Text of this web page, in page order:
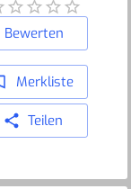
Bewerten
Merkliste
Teilen